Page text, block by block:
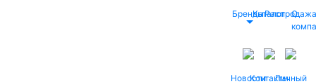
БрендыКаталог
Распродажа
О
НовостиКонтактыЛичный